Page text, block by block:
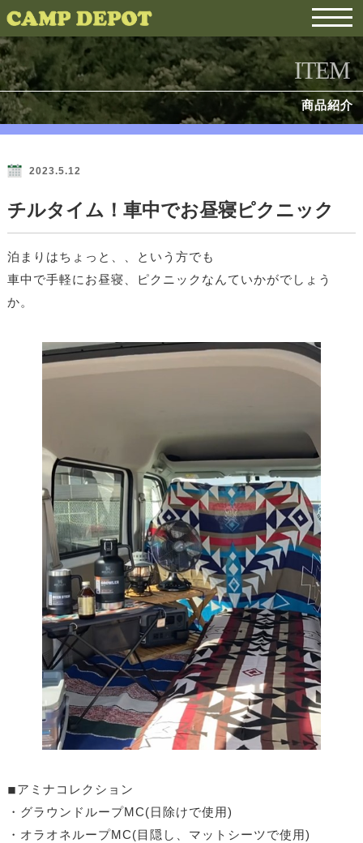
ITEM
商品紹介
2023.5.12
チルタイム！車中でお昼寝ピクニック
泊まりはちょっと、、という方でも
車中で手軽にお昼寝、ピクニックなんていかがでしょう
か。
◾︎アミナコレクション
・グラウンドループMC(日除けで使用)
・オラオネループMC(目隠し、マットシーツで使用)